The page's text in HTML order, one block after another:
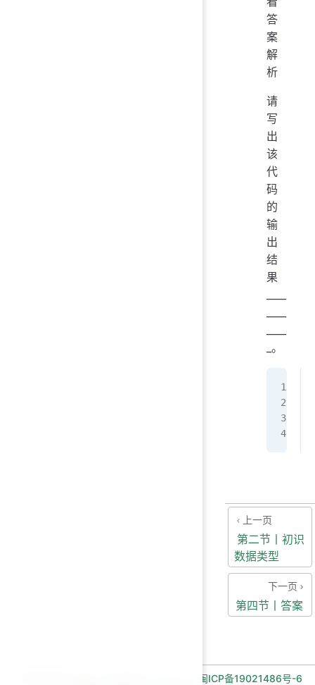
答
案
解
析
请
写
出
该
代
码
的
输
出
结
果
_。
上一页
第二节丨初识
数据类型
下一页
第四节丨答案
闽ICP备19021486号-6